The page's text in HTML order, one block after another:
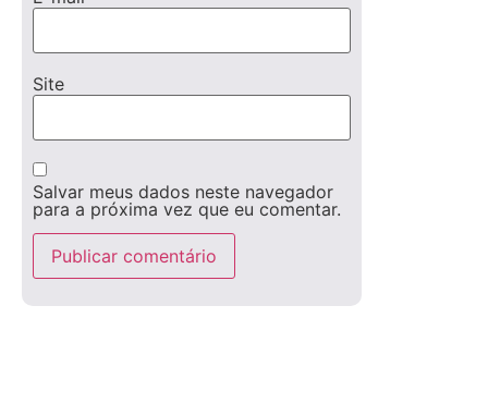
Site
Salvar meus dados neste navegador
para a próxima vez que eu comentar.